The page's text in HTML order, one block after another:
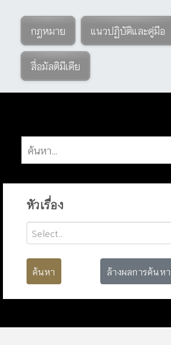
กฎหมาย แนวปฏิบัติและคู่มือ
สื่อมัลติมีเดีย
หัวเรื่อง
Select..
ค้นหา ล้างผลการค้นหา